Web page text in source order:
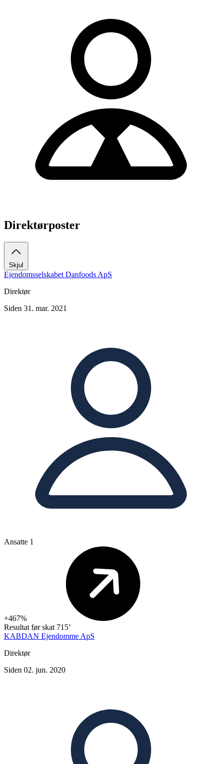
Direktørposter
Skjul
Ejendomsselskabet Danfoods ApS
Direktør
Siden 31. mar. 2021
Ansatte 1
+467%
Resultat før skat 715’
KABDAN Ejendomme ApS
Direktør
Siden 02. jun. 2020